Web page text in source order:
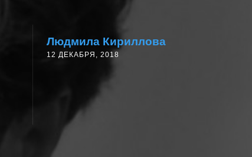
Людмила Кириллова
12 ДЕКАБРЯ, 2018